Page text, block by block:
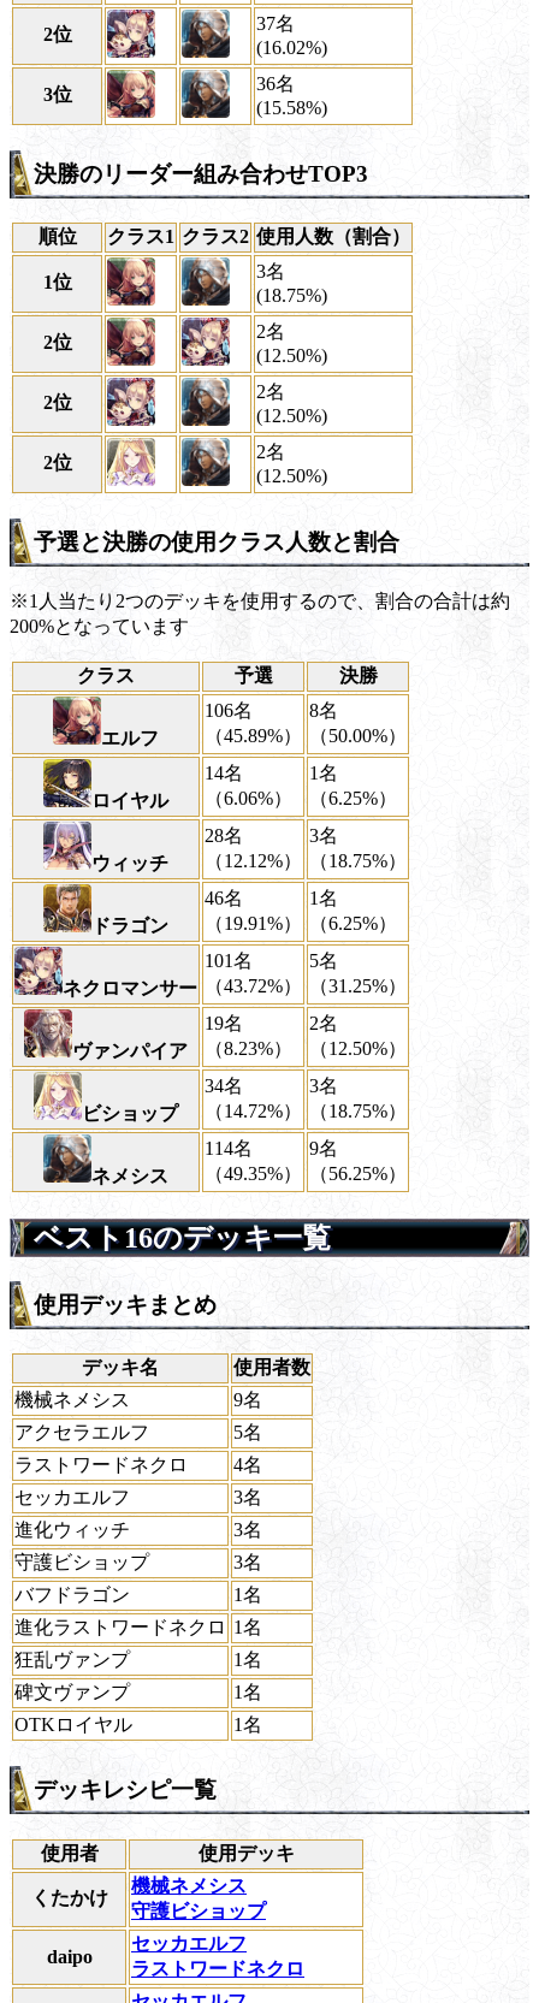
2位
37名
(16.02%)
3位
36名
(15.58%)
決勝のリーダー組み合わせTOP3
順位 クラス1 クラス2 使用人数（割合）
1位
3名
(18.75%)
2位
2名
(12.50%)
2位
2名
(12.50%)
2位
2名
(12.50%)
予選と決勝の使用クラス人数と割合
※1人当たり2つのデッキを使用するので、割合の合計は約
200%となっています
クラス 予選 決勝
エルフ
106名
（45.89%）
8名
（50.00%）
ロイヤル
14名
（6.06%）
1名
（6.25%）
ウィッチ
28名
（12.12%）
3名
（18.75%）
ドラゴン
46名
（19.91%）
1名
（6.25%）
ネクロマンサー
101名
（43.72%）
5名
（31.25%）
ヴァンパイア
19名
（8.23%）
2名
（12.50%）
ビショップ
34名
（14.72%）
3名
（18.75%）
ネメシス
114名
（49.35%）
9名
（56.25%）
ベスト16のデッキ一覧
使用デッキまとめ
デッキ名
使用者数
機械ネメシス
9名
アクセラエルフ
5名
ラストワードネクロ
4名
セッカエルフ
3名
進化ウィッチ
3名
守護ビショップ
3名
バフドラゴン
1名
進化ラストワードネクロ 1名
狂乱ヴァンプ
1名
碑文ヴァンプ
1名
OTKロイヤル
1名
デッキレシピ一覧
使用者 使用デッキ
くたかけ
機械ネメシス
守護ビショップ
daipo
セッカエルフ
ラストワードネクロ